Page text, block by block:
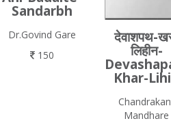
Sandarbh
Dr.Govind Gare
150
देवाशपथ-
लिहीन-
Khar-
Mandhare